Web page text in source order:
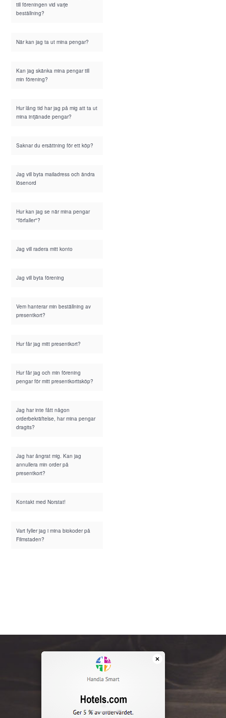
till föreningen vid varje
beställning?
När kan jag ta ut mina pengar?
Kan jag skänka mina pengar till
min förening?
Hur lång tid har jag på mig att ta ut
mina intjänade pengar?
Saknar du ersättning för ett köp?
Jag vill byta mailadress och ändra
lösenord
Hur kan jag se när mina pengar
"förfaller"?
Jag vill radera mitt konto
Jag vill byta förening
Vem hanterar min beställning av
presentkort?
Hur får jag mitt presentkort?
Hur får jag och min förening
pengar för mitt presentkorttsköp?
Jag har inte fått någon
orderbekräftelse, har mina pengar
dragits?
Jag har ångrat mig. Kan jag
annullera min order på
presentkort?
Kontakt med Norstat!
Vart fyller jag i mina biokoder på
Filmstaden?